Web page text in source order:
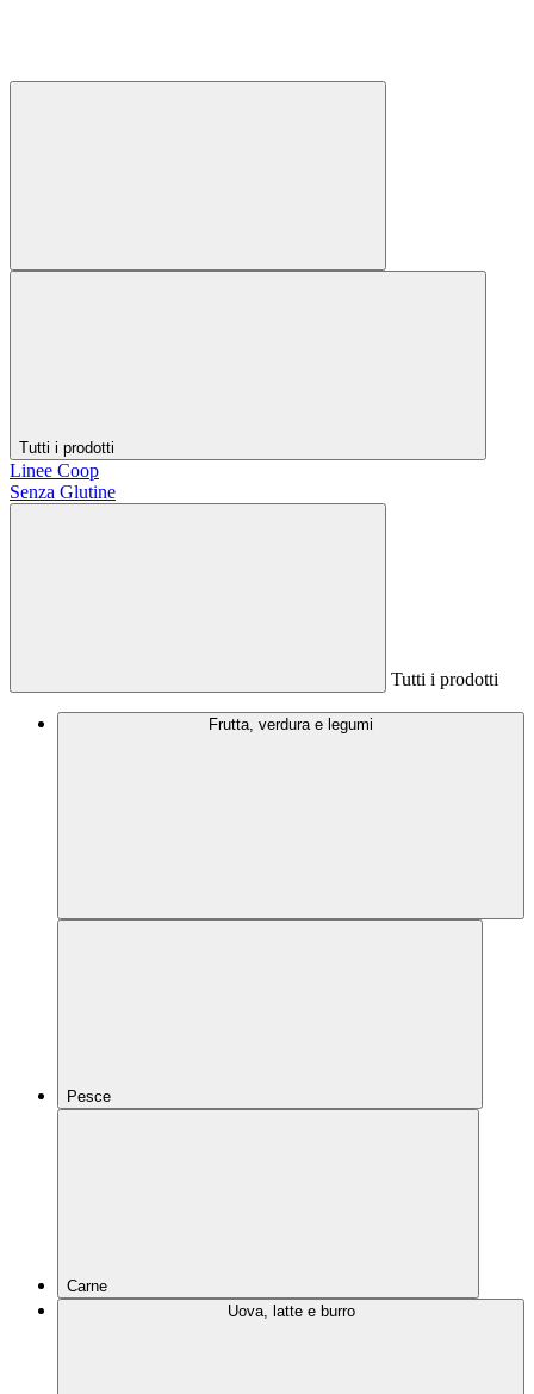
Tutti i prodotti
Linee Coop
Senza Glutine
Tutti i prodotti
Frutta, verdura e legumi
Pesce
Carne
Uova, latte e burro